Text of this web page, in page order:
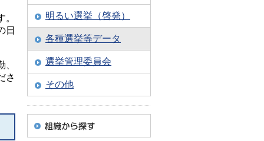
日
さ
明るい選挙（啓発）
各種選挙等データ
選挙管理委員会
その他